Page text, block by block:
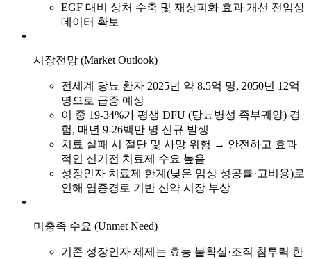
EGF 대비 상처 수축 및 재상피화 효과 개선 전임상
데이터 확보
시장전망 (Market Outlook)
전세계 당뇨 환자 2025년 약 8.5억 명, 2050년 12억
명으로 급증 예상
이 중 19-34%가 평생 DFU (당뇨병성 족부궤양) 경
험, 매년 9-26백만 명 신규 발생
치료 실패 시 절단 및 사망 위험 → 안전하고 효과
적인 신기전 치료제 수요 높음
성장인자 치료제 한계(낮은 임상 성공률·고비용)로
인해 염증경로 기반 신약 시장 부상
미충족 수요 (Unmet Need)
기존 성장인자 제제는 효능 불확실·조직 침투력 한